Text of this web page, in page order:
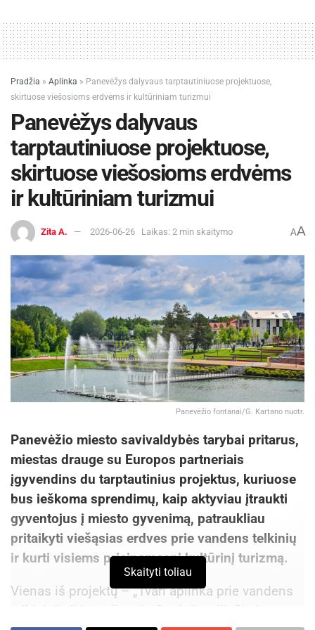
Pradžia » Aplinka » Panevėžys dalyvaus tarptautiniuose projektuose,
skirtuose viešosioms erdvėms ir kultūriniam turizmui
Panevėžys dalyvaus
tarptautiniuose projektuose,
skirtuose viešosioms erdvėms
ir kultūriniam turizmui
Zita A. 2026-06-26 Laikas: 2 min skaitymo AA
Panevėžio fontanai/G. Kartano nuotr.
Panevėžio miesto savivaldybės tarybai pritarus,
miestas drauge su Europos partneriais
įgyvendins du tarptautinius projektus, kuriuose
bus ieškoma sprendimų, kaip aktyviau įtraukti
gyventojus į miesto gyvenimą, patraukliau
pritaikyti viešąsias erdves prie vandens telkinių
ir kurti visiems prieinamesnį kultūrinį turizmą.
Vienas iš projektų – „Tvari aplinka prie vandens
telkinių“. Jį koordinuoja Gradolio piliečių ir
Skaityti toliau